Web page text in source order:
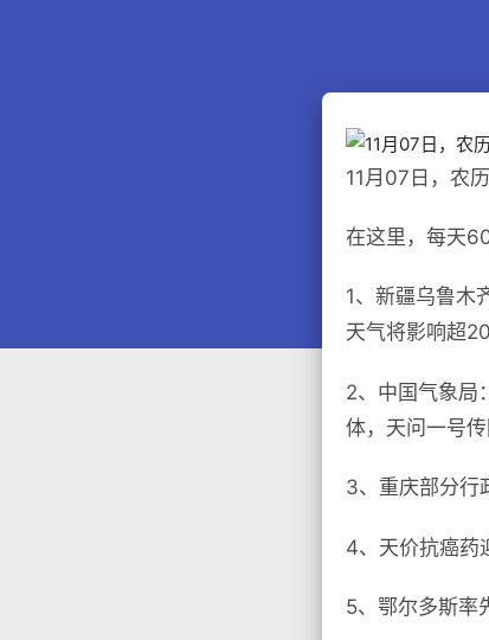
11月07日，农
在这里，每天
1、新疆乌鲁木
天气将影响超
2、中国气象局
体，天问一号
3、重庆部分行
4、天价抗癌药
5、鄂尔多斯率